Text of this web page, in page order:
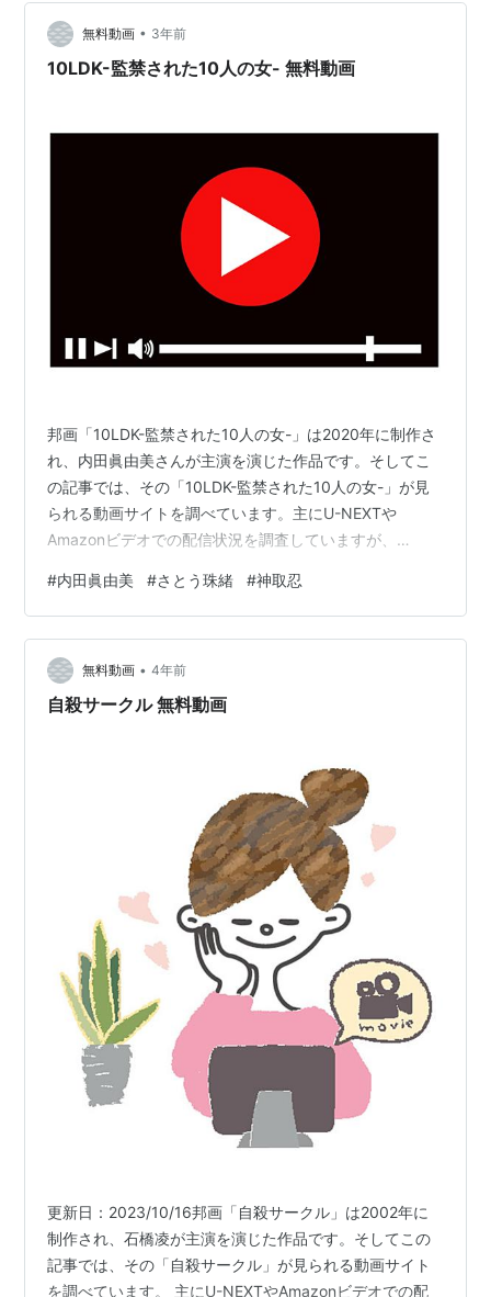
無料動画 • 3年前
10LDK-監禁された10人の女- 無料動画
邦画「10LDK-監禁された10人の女-」は2020年に制作さ
れ、内田眞由美さんが主演を演じた作品です。そしてこ
の記事では、その「10LDK-監禁された10人の女-」が見
られる動画サイトを調べています。主にU-NEXTや
Amazonビデオでの配信状況を調査していますが、
ざ登録するのはちょっと･･･』という方向けに、無料動画
サイトのリンクも載せています。動画があったとしても
違法アップロードされた動画ばかりだと思いますが、気
にしない人は無料動画サイトでも動画を探してみてくだ
さい。1.「10LDK-監禁された10人の女-」を無料サイト
#内田眞由美 #さとう珠緒 #神取忍
無料動画 • 4年前
自殺サークル 無料動画
更新日：2023/10/16邦画「自殺サークル」は2002年に
制作され、石橋凌が主演を演じた作品です。そしてこの
記事では、その「自殺サークル」が見られる動画サイト
を調べています。 主にU-NEXTやAmazonビデオでの配